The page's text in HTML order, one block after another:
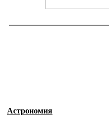
Астрономия